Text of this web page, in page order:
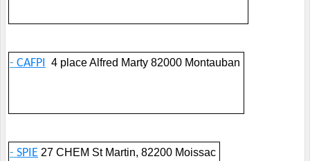
- CAFPI 4 place Alfred Marty 82000 Montauban
- SPIE 27 CH EM St Martin, 82200 Moissac